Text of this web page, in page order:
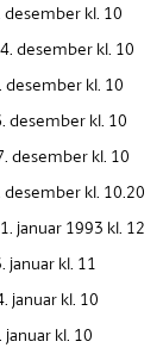
kl. 10
desember kl. 10
kl. 10
desember kl. 10
desember kl. 10
kl. 10.20
januar 1993 kl. 12
januar kl. 11
januar kl. 10
kl. 10